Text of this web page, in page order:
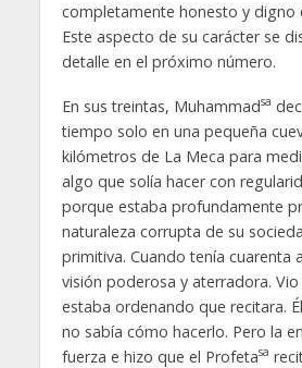
completamente honesto y digno
Este aspecto de su carácter se
detalle en el próximo número.
En sus treintas, Muhammadsa
tiempo solo en una pequeña
kilómetros de La Meca para
algo que solía hacer con
porque estaba profundamente
naturaleza corrupta de su
primitiva. Cuando tenía cuarenta
visión poderosa y aterradora.
estaba ordenando que recitara.
no sabía cómo hacerlo. Pero la
fuerza e hizo que el Profetasa